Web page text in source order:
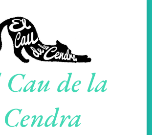
de la
Cendra